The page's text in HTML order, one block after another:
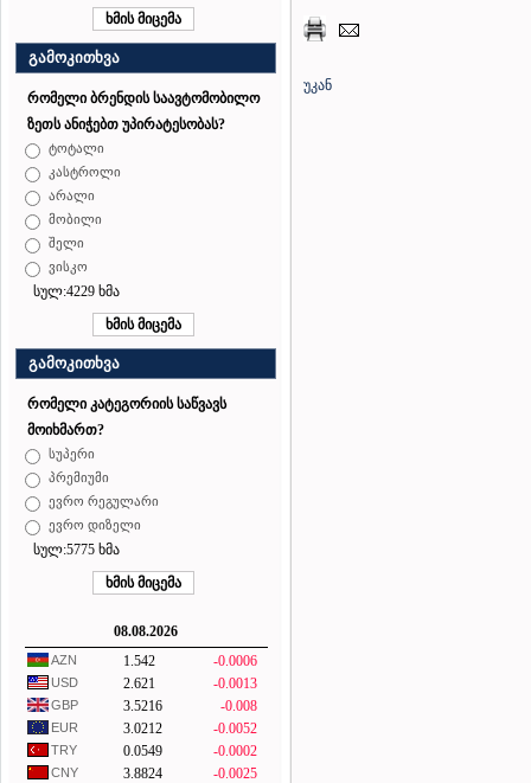
გამოკითხვა
რომელი ბრენდის საავტომობილო
ზეთს ანიჭებთ უპირატესობას?
ტოტალი
კასტროლი
არალი
მობილი
შელი
ვისკო
სულ:4229 ხმა
გამოკითხვა
რომელი კატეგორიის საწვავს
მოიხმართ?
სუპერი
პრემიუმი
ევრო რეგულარი
ევრო დიზელი
სულ:5775 ხმა
08.08.2026
AZN 1.542 -0.0006
USD 2.621 -0.0013
GBP 3.5216 -0.008
EUR 3.0212 -0.0052
TRY 0.0549 -0.0002
CNY 3.8824 -0.0025
უკან